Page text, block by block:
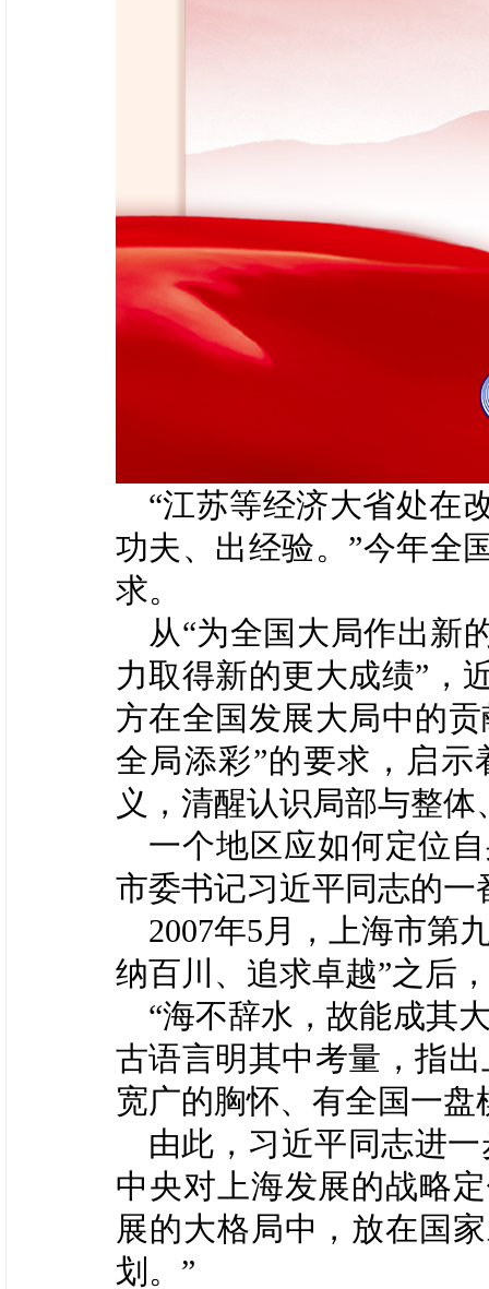
“江苏等经济大省处在
功夫、出经验。”今年全
求。
从“为全国大局作出新
力取得新的更大成绩”，
方在全国发展大局中的
全局添彩”的要求，启
义，清醒认识局部与整
一个地区应如何定位
市委书记习近平同志的一
2007年5月，上海市第
纳百川、追求卓越”之后
“海不辞水，故能成其
古语言明其中考量，指
宽广的胸怀、有全国一
由此，习近平同志进
中央对上海发展的战略
展的大格局中，放在国
划。”